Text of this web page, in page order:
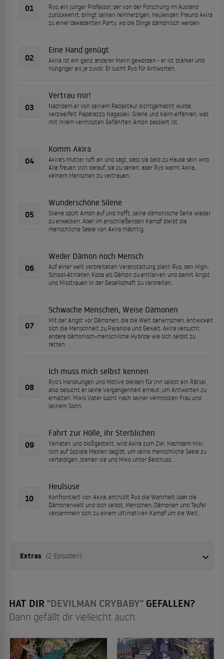
01
Ryo, ein junger Professor, der von der Forschung im Ausland
zurückkehrt, bringt seinen reinherzigen, heulenden Freund Akira
zu einer dekadenten Party, wo die Dinge dämonisch werden.
02
Eine Hand genügt
Akira ist ein ganz anderer Mann geworden - er ist stärker und
hungriger als je zuvor. Er sucht Ryo für Antworten.
03
Vertrau mir!
Nachdem er von seinem Redakteur dichtgemacht wurde,
verzweifelt Paparazzo Nagasaki. Silene und Kaim erfahren, was
mit ihrem vermissten Gefährten Amon passiert ist.
04
Komm Akira
Akira's Mutter ruft an und sagt, dass sie bald zu Hause sein wird.
Alle freuen sich darauf, sie zu sehen, aber Ryo warnt Akira,
keinem Menschen zu vertrauen.
05
Wunderschöne Silene
Silene spürt Amon auf und hofft, seine dämonische Seite wieder
zu erwecken. Aber im anschließenden Kampf bleibt die
menschliche Seele von Akira mächtig.
06
Weder Dämon noch Mensch
Auf einer weit verbreiteten Veranstaltung plant Ryo, den High-
School-Athleten Koda als Dämon zu entlarven und damit Angst
und Misstrauen in der Gesellschaft zu verbreiten.
07
Schwache Menschen, Weise Dämonen
Mit der Angst vor Dämonen, die die Welt beherrschen, entwickelt
sich die Menschheit zu Paranoia und Gewalt. Akira versucht,
andere dämonisch-menschliche Hybride wie sich selbst zu
retten.
08
Ich muss mich selbst kennen
Ryo's Handlungen und Motive bleiben für ihn selbst ein Rätsel,
also besucht er seine Vergangenheit erneut, um Antworten zu
erhalten. Mikis Vater sucht nach seiner vermissten Frau und
seinem Sohn.
09
Fahrt zur Hölle, ihr Sterblichen
Verraten und bloßgestellt, wird Akira zum Ziel. Nachdem Miki
sich auf Soziale Medien begibt, um seine menschliche Seele zu
verteidigen, stehen sie und Miko unter Beschuss.
10
Heulsuse
Konfrontiert von Akira, enthüllt Ryo die Wahrheit über die
Dämonenwelt und sich selbst. Menschen, Dämonen und Teufel
versammeln sich zu einem ultimativen Kampf um die Welt.
Extras (2 Episoden)
01 Episode 1
02 Episode 2
HAT DIR "DEVILMAN CRYBABY" GEFALLEN?
Dann gefällt dir vielleicht auch: